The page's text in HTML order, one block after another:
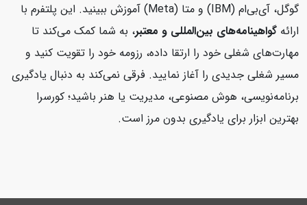
گوگل، آی‌بی‌ام (IBM) و متا (Meta) آموزش ببینید. این پلتفرم با
ارائهگواهینامه‌های بین‌المللی و معتبر، به شما کمک می‌کند تا
مهارت‌های شغلی خود را ارتقا داده، رزومه خود را تقویت کنید و
مسیر شغلی جدیدی را آغاز نمایید. فرقی نمی‌کند به دنبال یادگیری
برنامه‌نویسی، هوش مصنوعی، مدیریت یا هنر باشید؛ کورسرا
بهترین ابزار برای یادگیری بدون مرز است.